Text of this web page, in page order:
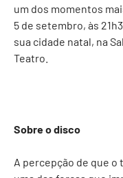
um dos momentos
5 de setembro, às
sua cidade natal, na
Teatro.
Sobre o disco
A percepção de que o